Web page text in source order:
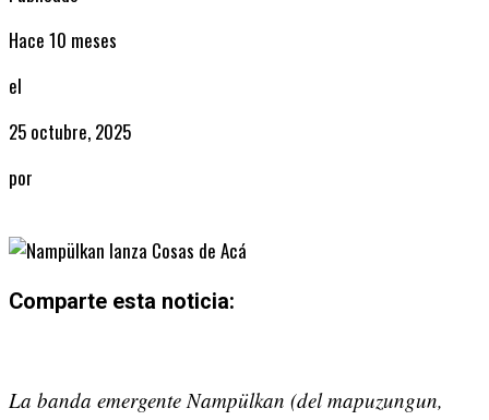
Hace 10 meses
el
25 octubre, 2025
por
Comparte esta noticia:
X
Facebook
EmailWhatsApp
Pinterest
LinkedIn
La banda emergente Nampülkan (del mapuzungun,